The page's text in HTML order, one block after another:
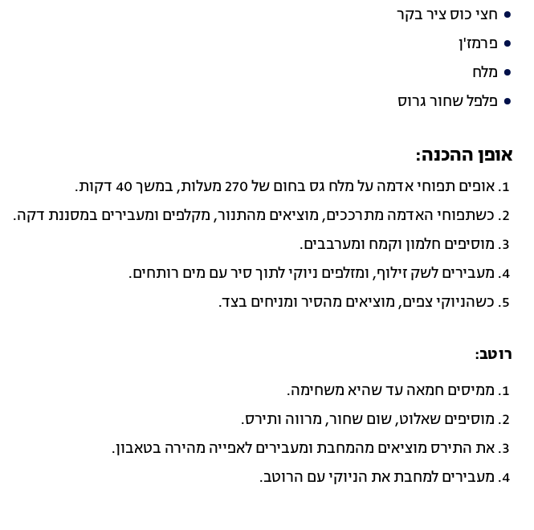
חצי כוס ציר בקר
פרמז'ן
מלח
פלפל שחור גרוס
אופן ההכנה:
אופים תפוחי אדמה על מלח גס בחום של 270 מעלות, במשך 40 דקות.
כשתפוחי האדמה מתרככים, מוציאים מהתנור, מקלפים ומעבירים במסננת דקה.
מוסיפים חלמון וקמח ומערבבים.
מעבירים לשק זילוף, ומזלפים ניוקי לתוך סיר עם מים רותחים.
כשהניוקי צפים, מוציאים מהסיר ומניחים בצד.
רוטב:
ממיסים חמאה עד שהיא משחימה.
מוסיפים שאלוט, שום שחור, מרווה ותירס.
את התירס מוציאים מהמחבת ומעבירים לאפייה מהירה בטאבון.
מעבירים למחבת את הניוקי עם הרוטב.